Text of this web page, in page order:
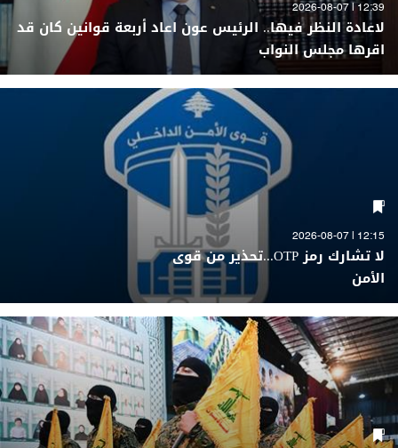
12:39 | 2026-08-07
لاعادة النظر فيها.. الرئيس عون اعاد أربعة قوانين كان قد
اقرها مجلس النواب
12:15 | 2026-08-07
لا تشارك رمز OTP...تحذير من قوى
الأمن